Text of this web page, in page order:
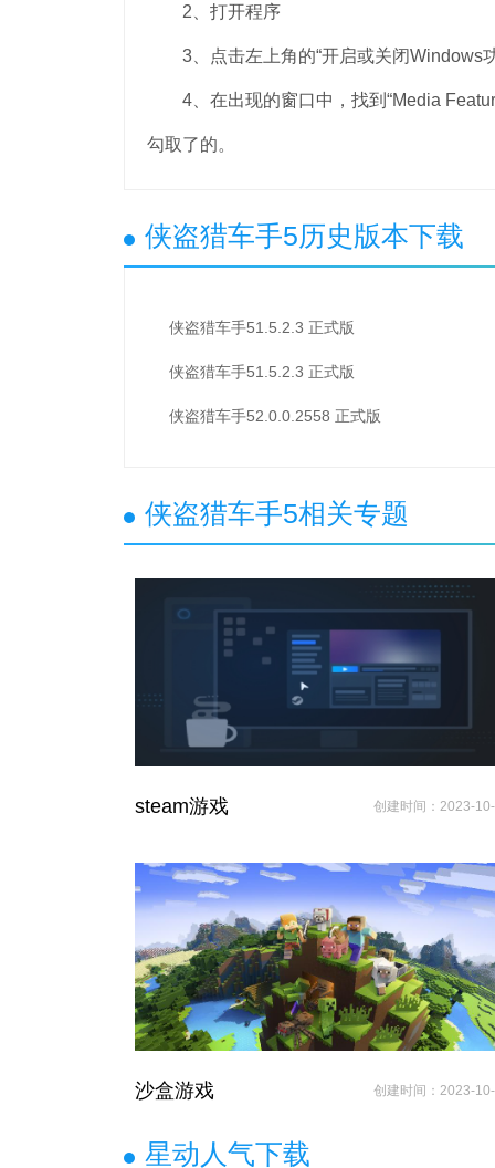
2、打开程序
3、点击左上角的“开启或关闭Windows
4、在出现的窗口中，找到“Media
勾取了的。
侠盗猎车手5历史版本下载
侠盗猎车手51.5.2.3 正式版
侠盗猎车手51.5.2.3 正式版
侠盗猎车手52.0.0.2558 正式版
侠盗猎车手5相关专题
steam游戏 创建时间：2023-
沙盒游戏 创建时间：2023-
星动人气下载